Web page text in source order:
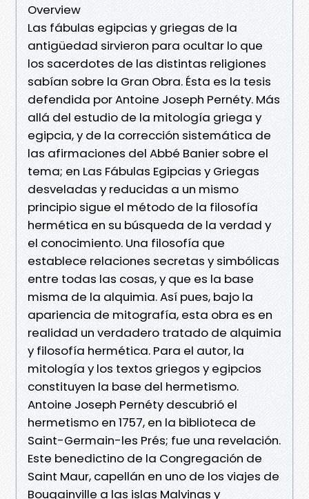
Overview
Las fábulas egipcias y griegas de la
antigüedad sirvieron para ocultar lo que
los sacerdotes de las distintas religiones
sabían sobre la Gran Obra. Ésta es la tesis
defendida por Antoine Joseph Pernéty. Más
allá del estudio de la mitología griega y
egipcia, y de la corrección sistemática de
las afirmaciones del Abbé Banier sobre el
tema; en Las Fábulas Egipcias y Griegas
desveladas y reducidas a un mismo
principio sigue el método de la filosofía
hermética en su búsqueda de la verdad y
el conocimiento. Una filosofía que
establece relaciones secretas y simbólicas
entre todas las cosas, y que es la base
misma de la alquimia. Así pues, bajo la
apariencia de mitografía, esta obra es en
realidad un verdadero tratado de alquimia
y filosofía hermética. Para el autor, la
mitología y los textos griegos y egipcios
constituyen la base del hermetismo.
Antoine Joseph Pernéty descubrió el
hermetismo en 1757, en la biblioteca de
Saint-Germain-les Prés; fue una revelación.
Este benedictino de la Congregación de
Saint Maur, capellán en uno de los viajes de
Bougainville a las islas Malvinas y